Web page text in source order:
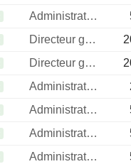
Administrateur
Directeur general
Directeur general
Administrateur
Administrateur
Administrateur
Administrateur